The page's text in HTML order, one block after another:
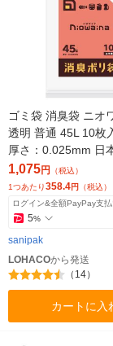
ゴミ袋 消臭袋 ニオ
透明 普通 45L 10枚
厚さ：0.025mm 日
ク
1,075円 （税込）
1つあたり358.4円 （税込）
ログイン&全額PayPay支
5%
sanipak
LOHACOから発送
（14）
カートに入